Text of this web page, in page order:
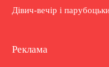
Дівич-вечір і
Реклама